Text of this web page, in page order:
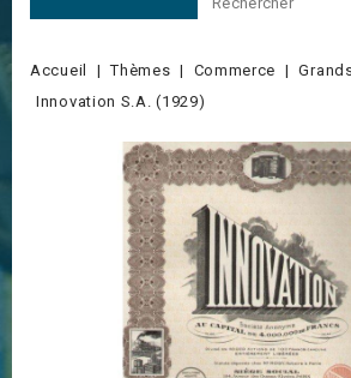
Accueil Thèmes Commerce
Innovation S.A. (1929)